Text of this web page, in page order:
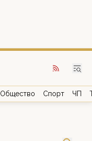
Общество Спорт ЧП